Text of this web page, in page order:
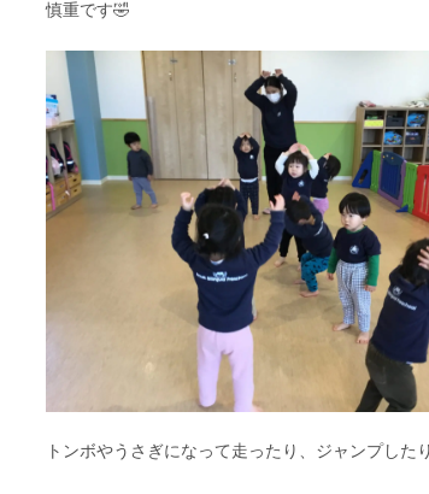
慎重です🤣
トンボやうさぎになって走ったり、ジャンプした